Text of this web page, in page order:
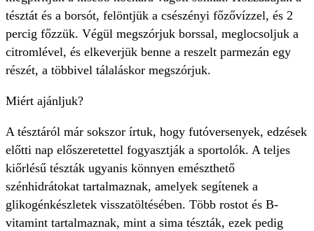
tésztát és a borsót, felöntjük a csészényi főzővízzel, és 2
percig főzzük. Végül megszórjuk borssal, meglocsoljuk a
citromlével, és elkeverjük benne a reszelt parmezán egy
részét, a többivel tálaláskor megszórjuk.
Miért ajánljuk?
A tésztáról már sokszor írtuk, hogy futóversenyek, edzések
előtti nap előszeretettel fogyasztják a sportolók. A teljes
kiőrlésű tészták ugyanis könnyen emészthető
szénhidrátokat tartalmaznak, amelyek segítenek a
glikogénkészletek visszatöltésében. Több rostot és B-
vitamint tartalmaznak, mint a sima tészták, ezek pedig